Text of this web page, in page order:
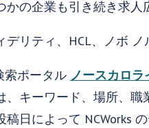
の企業も引き続き求人
リティ、HCL、ノボ
索ポータル ノースカロ
、キーワード、場所、
日によって NCWorks